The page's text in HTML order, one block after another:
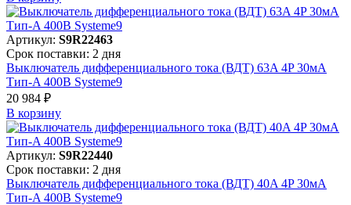
Артикул: S9R22463
Срок поставки: 2 дня
Выключатель дифференциального тока (ВДТ) 63A 4P 30мА
Тип-A 400В Systeme9
20 984 ₽
В корзинy
Артикул: S9R22440
Срок поставки: 2 дня
Выключатель дифференциального тока (ВДТ) 40A 4P 30мА
Тип-A 400В Systeme9